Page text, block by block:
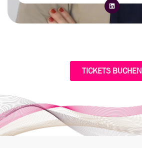
TICKETS BUCHEN